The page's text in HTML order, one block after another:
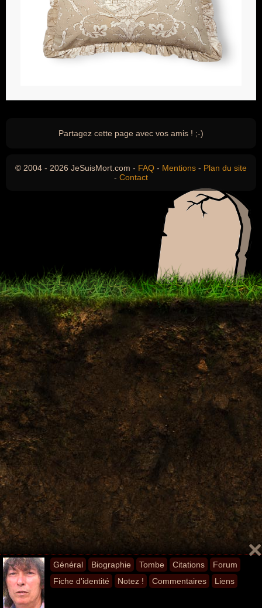
Général Biographie Tombe Citations
Forum
Fiche d'identité
Notez ! Commentaires Liens
Partagez cette page avec vos amis ! ;-)
© 2004 - 2026 JeSuisMort.com - FAQ - Mentions - Plan du site
- Contact